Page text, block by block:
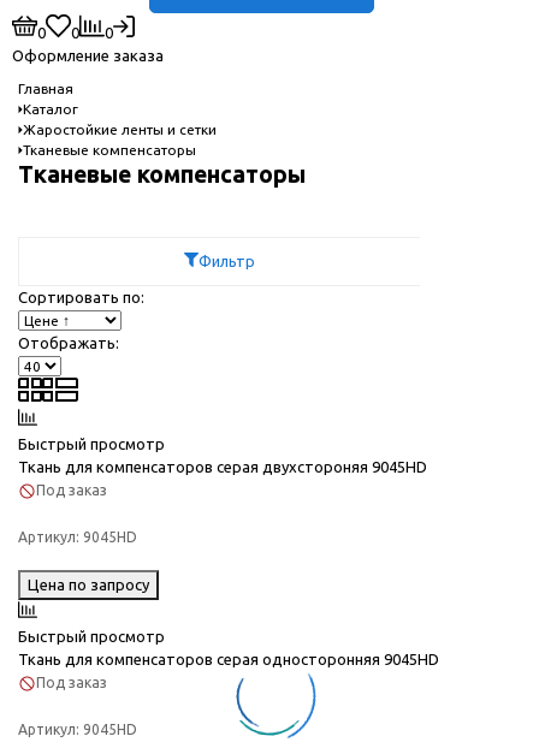
0 0
0
Оформление заказа
Главная
Каталог
Жаростойкие ленты и сетки
Тканевые компенсаторы
Тканевые компенсаторы
Фильтр
Сортировать по:
Отображать:
Быстрый просмотр
Ткань для компенсаторов серая двухстороняя 9045HD
Под заказ
Артикул: 9045HD
Цена по запросу
Быстрый просмотр
Ткань для компенсаторов серая односторонняя 9045HD
Под заказ
Артикул: 9045HD